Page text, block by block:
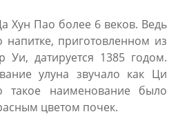
Хун Пао более 6 веков. Ведь
приготовленном из
Уи, датируется 1385 годом.
улуна звучало как Ци
такое наименование было
цветом почек.